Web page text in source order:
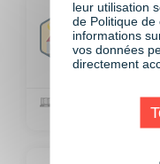
leur utilisation
de Politique de
informations
vos données
directement